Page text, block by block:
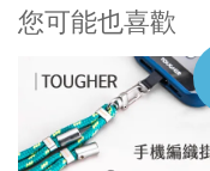
您可能也喜歡